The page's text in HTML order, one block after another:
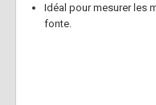
Idéal pour mesurer les
fonte.